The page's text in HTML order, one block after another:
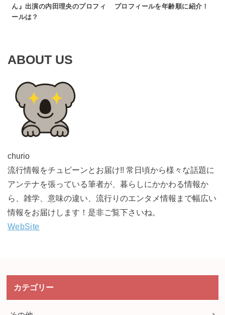
ん』出演の内田理央のプロフィ
ールは？
プロフィールを年齢順に紹介！
ABOUT US
churio
流行情報をチュピーンとお届け!! 常日頃から様々な話題に
アンテナを張っている筆者が、暮らしにかかわる情報か
ら、雑学、意味の違い、流行りのエンタメ情報まで幅広い
情報をお届けします！是非ご覧下さいね。
WebSite
カテゴリー